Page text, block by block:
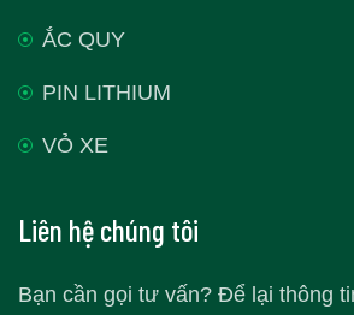
ẮC QUY
PIN LITHIUM
VỎ XE
Liên hệ chúng tôi
Bạn cần gọi tư vấn? Để lại thông